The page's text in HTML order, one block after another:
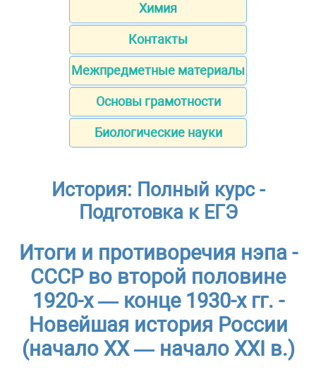
Химия
Контакты
Межпредметные материалы
Основы грамотности
Биологические науки
История: Полный курс -
Подготовка к ЕГЭ
Итоги и противоречия нэпа -
СССР во второй половине
1920-х — конце 1930-х гг. -
Новейшая история России
(начало ХХ — начало XXI в.)